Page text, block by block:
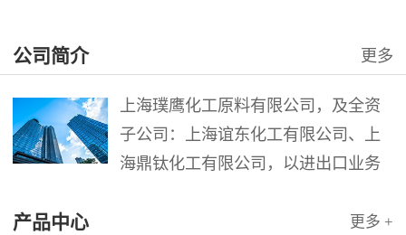
公司简介 更多
上海璞鹰化工原料有限公司，及全资
子公司：上海谊东化工有限公司、上
海鼎钛化工有限公司，以进出口业务
品。公司以其灵活的市场对策和创造
产品中心 更多 +